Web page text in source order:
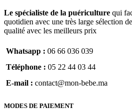
Le spécialiste de la puériculture qui
quotidien avec une très large sélection
qualité avec les meilleurs prix
Whatsapp : 06 66 036 039
Téléphone : 05 22 44 03 44
E-mail : contact@mon-bebe.ma
MODES DE PAIEMENT